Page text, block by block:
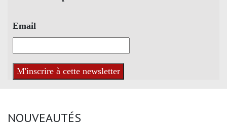
Email
NOUVEAUTÉS